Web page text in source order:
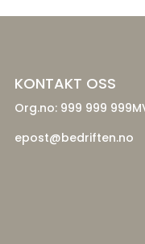
KONTAKT OSS
Org.no: 999 999
epost@bedriften.no